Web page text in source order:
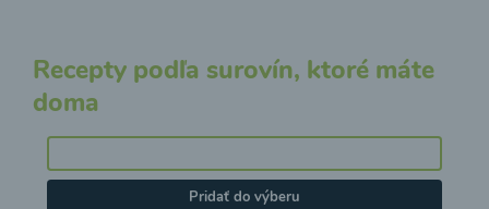
Recepty podľa surovín, ktoré máte
doma
Pridať do výberu